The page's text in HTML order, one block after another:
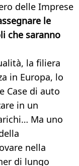
delle Imprese
le
che saranno
la filiera
in Europa, lo
Case di auto
in un
Ma uno
nella
di lungo